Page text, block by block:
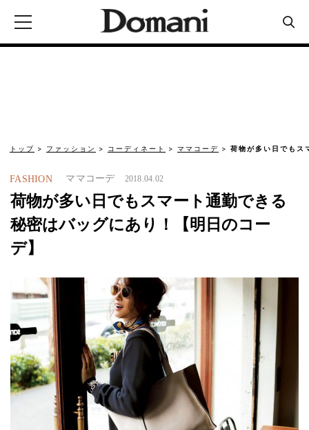
トップ ファッション コーディネート ママコーデ 荷物が多い日でもス
FASHION ママコーデ 2018.04.02
荷物が多い日でもスマート通勤できる
秘密はバッグにあり！【明日のコー
デ】